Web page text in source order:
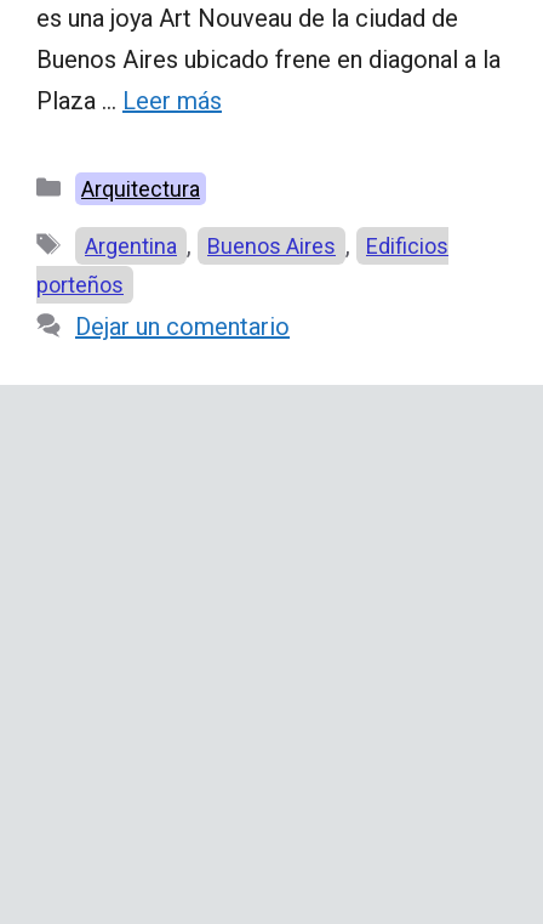
es una joya Art Nouveau de la ciudad de
Buenos Aires ubicado frene en diagonal a la
Plaza … Leer más
Categorías
Arquitectura
Etiquetas
Argentina , Buenos Aires ,
Edificios
porteños
Dejar un comentario